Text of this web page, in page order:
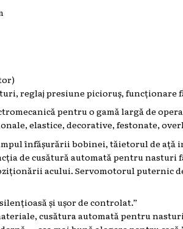
reglaj presiune picioruș, funcționare
pentru o gamă largă de
elastice, decorative, festonate,
înfășurării bobinei, tăietorul de ață
de cusătură automată pentru
acului. Servomotorul puternic
silențioasă și ușor de controlat.”
cusătura automată pentru